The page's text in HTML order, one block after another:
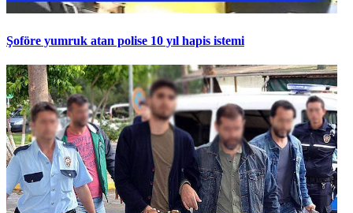
Şoföre yumruk atan polise 10 yıl hapis istemi